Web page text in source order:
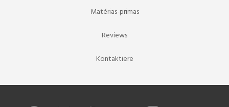
Matérias-primas
Reviews
Kontaktiere